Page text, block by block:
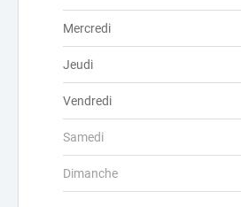
Mercredi
Jeudi
Vendredi
Samedi
Dimanche